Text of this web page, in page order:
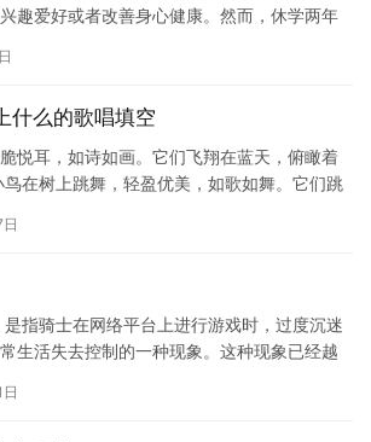
趣爱好或者改善身心健康。然而，休学两年
什么的歌唱填空
悦耳，如诗如画。它们飞翔在蓝天，俯瞰着
在树上跳舞，轻盈优美，如歌如舞。它们跳
指骑士在网络平台上进行游戏时，过度沉迷
生活失去控制的一种现象。这种现象已经越